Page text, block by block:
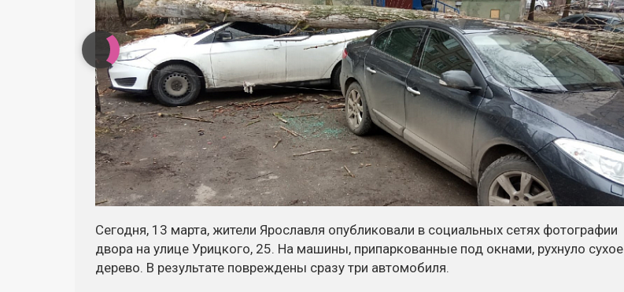
Сегодня, 13 марта, жители Ярославля опубликовали в социальных сетях фотографии
двора на улице Урицкого, 25. На машины, припаркованные под окнами, рухнуло сухое
дерево. В результате повреждены сразу три автомобиля.